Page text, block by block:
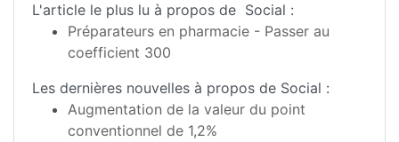
L'article le plus lu à propos de Social :
Préparateurs en pharmacie - Passer au
coefficient 300
Les dernières nouvelles à propos de Social :
Augmentation de la valeur du point
conventionnel de 1,2%